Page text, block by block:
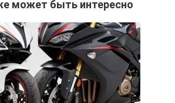
может быть интересно